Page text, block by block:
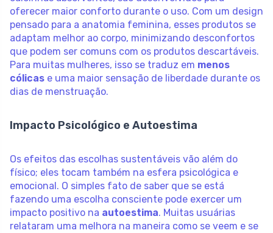
oferecer maior conforto durante o uso. Com um design
pensado para a anatomia feminina, esses produtos se
adaptam melhor ao corpo, minimizando desconfortos
que podem ser comuns com os produtos descartáveis.
Para muitas mulheres, isso se traduz em menos
cólicas e uma maior sensação de liberdade durante os
dias de menstruação.
Impacto Psicológico e Autoestima
Os efeitos das escolhas sustentáveis vão além do
físico; eles tocam também na esfera psicológica e
emocional. O simples fato de saber que se está
fazendo uma escolha consciente pode exercer um
impacto positivo na autoestima. Muitas usuárias
relataram uma melhora na maneira como se veem e se